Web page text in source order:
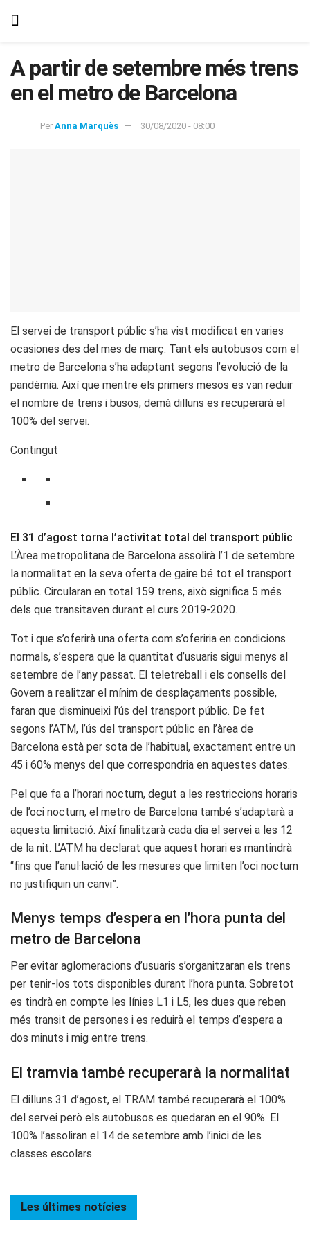
A partir de setembre més trens
en el metro de Barcelona
Per Anna Marquès 30/08/2020 - 08:00
El servei de transport públic s’ha vist modificat en varies
ocasiones des del mes de març. Tant els autobusos com el
metro de Barcelona s’ha adaptant segons l’evolució de la
pandèmia. Així que mentre els primers mesos es van reduir
el nombre de trens i busos, demà dilluns es recuperarà el
100% del servei.
Contingut
El 31 d’agost torna l’activitat total del transport públic
L’Àrea metropolitana de Barcelona assolirà l’1 de setembre
la normalitat en la seva oferta de gaire bé tot el transport
públic. Circularan en total 159 trens, això significa 5 més
dels que transitaven durant el curs 2019-2020.
Tot i que s’oferirà una oferta com s’oferiria en condicions
normals, s’espera que la quantitat d’usuaris sigui menys al
setembre de l’any passat. El teletreball i els consells del
Govern a realitzar el mínim de desplaçaments possible,
faran que disminueixi l’ús del transport públic. De fet
segons l’ATM, l’ús del transport públic en l’àrea de
Barcelona està per sota de l’habitual, exactament entre un
45 i 60% menys del que correspondria en aquestes dates.
Pel que fa a l’horari nocturn, degut a les restriccions horaris
de l’oci nocturn, el metro de Barcelona també s’adaptarà a
aquesta limitació. Així finalitzarà cada dia el servei a les 12
de la nit. L’ATM ha declarat que aquest horari es mantindrà
“fins que l’anul·lació de les mesures que limiten l’oci nocturn
no justifiquin un canvi”.
Menys temps d’espera en l’hora punta del
metro de Barcelona
Per evitar aglomeracions d’usuaris s’organitzaran els trens
per tenir-los tots disponibles durant l’hora punta. Sobretot
es tindrà en compte les línies L1 i L5, les dues que reben
més transit de persones i es reduirà el temps d’espera a
dos minuts i mig entre trens.
El tramvia també recuperarà la normalitat
El dilluns 31 d’agost, el TRAM també recuperarà el 100%
del servei però els autobusos es quedaran en el 90%. El
100% l’assoliran el 14 de setembre amb l’inici de les
classes escolars.
Les últimes notícies